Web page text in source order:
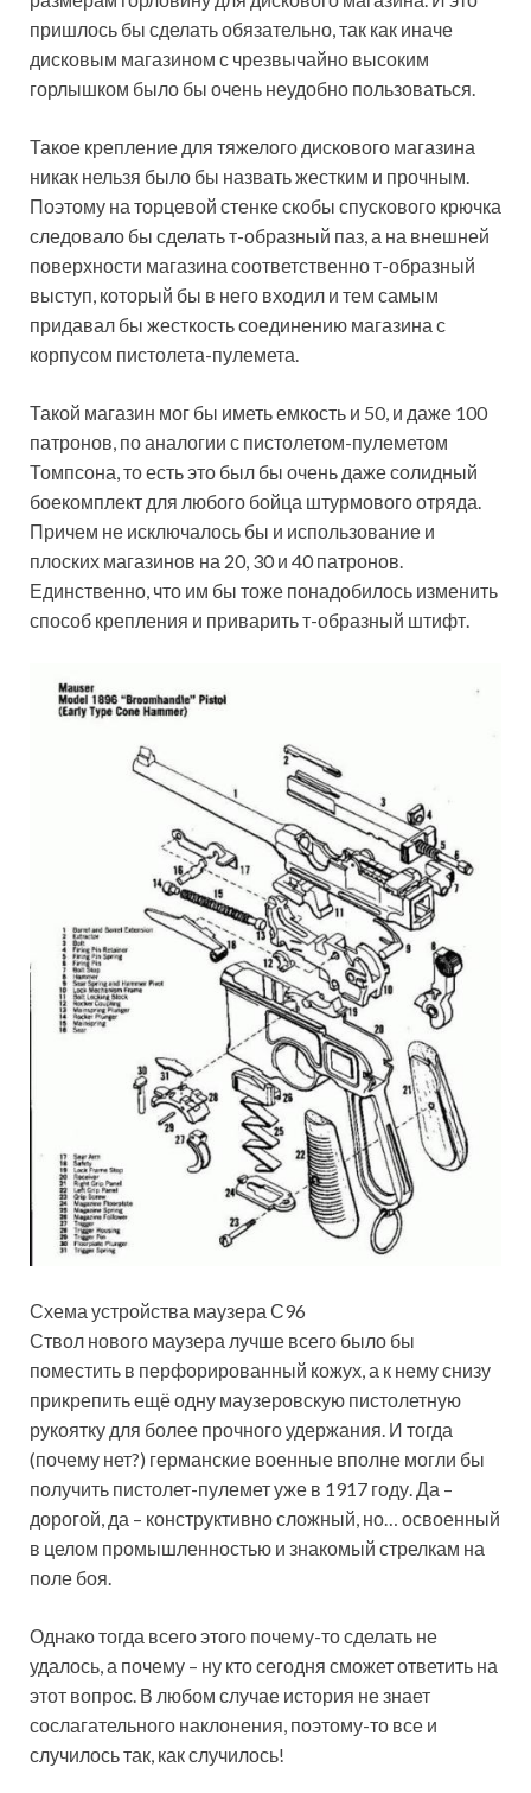
пришлось бы сделать обязательно, так как иначе
дисковым магазином с чрезвычайно высоким
горлышком было бы очень неудобно пользоваться.
Такое крепление для тяжелого дискового магазина
никак нельзя было бы назвать жестким и прочным.
Поэтому на торцевой стенке скобы спускового крючка
следовало бы сделать т-образный паз, а на внешней
поверхности магазина соответственно т-образный
выступ, который бы в него входил и тем самым
придавал бы жесткость соединению магазина с
корпусом пистолета-пулемета.
Такой магазин мог бы иметь емкость и 50, и даже 100
патронов, по аналогии с пистолетом-пулеметом
Томпсона, то есть это был бы очень даже солидный
боекомплект для любого бойца штурмового отряда.
Причем не исключалось бы и использование и
плоских магазинов на 20, 30 и 40 патронов.
Единственно, что им бы тоже понадобилось изменить
способ крепления и приварить т-образный штифт.
Схема устройства маузера С96
Ствол нового маузера лучше всего было бы
поместить в перфорированный кожух, а к нему снизу
прикрепить ещё одну маузеровскую пистолетную
рукоятку для более прочного удержания. И тогда
(почему нет?) германские военные вполне могли бы
получить пистолет-пулемет уже в 1917 году. Да –
дорогой, да – конструктивно сложный, но… освоенный
в целом промышленностью и знакомый стрелкам на
поле боя.
Однако тогда всего этого почему-то сделать не
удалось, а почему – ну кто сегодня сможет ответить на
этот вопрос. В любом случае история не знает
сослагательного наклонения, поэтому-то все и
случилось так, как случилось!